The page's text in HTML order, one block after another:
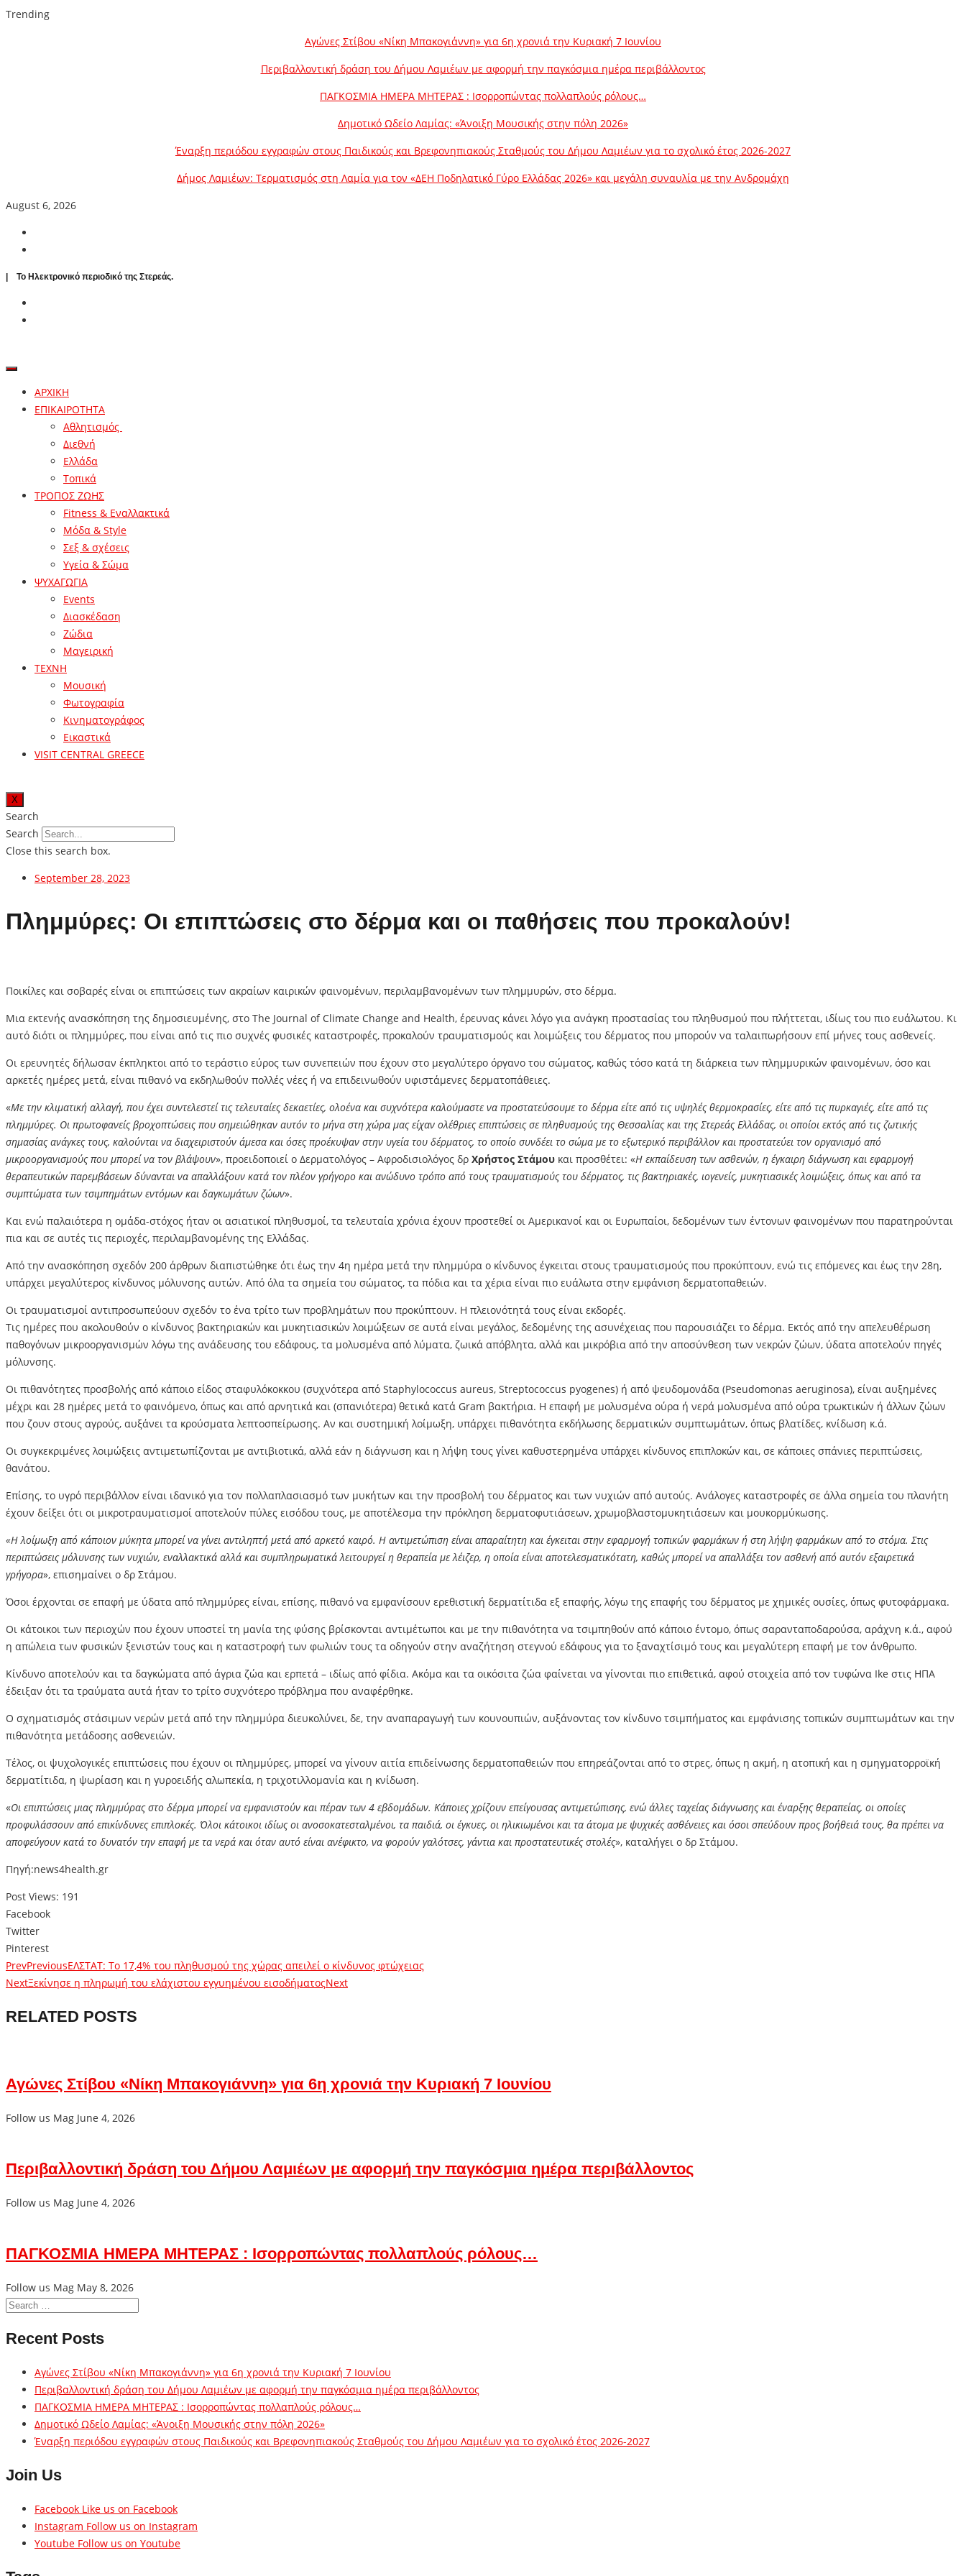
Trending
Αγώνες Στίβου «Νίκη Μπακογιάννη» για 6η χρονιά την Κυριακή 7 Ιουνίου
Περιβαλλοντική δράση του Δήμου Λαμιέων με αφορμή την παγκόσμια ημέρα περιβάλλοντος
ΠΑΓΚΟΣΜΙΑ ΗΜΕΡΑ ΜΗΤΕΡΑΣ : Ισορροπώντας πολλαπλούς ρόλους…
Δημοτικό Ωδείο Λαμίας: «Άνοιξη Μουσικής στην πόλη 2026»
Έναρξη περιόδου εγγραφών στους Παιδικούς και Βρεφονηπιακούς Σταθμούς του Δήμου Λαμιέων για το σχολικό έτος 2026-2027
Δήμος Λαμιέων: Τερματισμός στη Λαμία για τον «ΔΕΗ Ποδηλατικό Γύρο Ελλάδας 2026» και μεγάλη συναυλία με την Ανδρομάχη
August 6, 2026
| To Ηλεκτρονικό περιοδικό της Στερεάς.
ΑΡΧΙΚΗ
ΕΠΙΚΑΙΡΟΤΗΤΑ
Αθλητισμός
Διεθνή
Ελλάδα
Τοπικά
ΤΡΟΠΟΣ ΖΩΗΣ
Fitness & Εναλλακτικά
Μόδα & Style
Σεξ & σχέσεις
Υγεία & Σώμα
ΨΥΧΑΓΩΓΙΑ
Events
Διασκέδαση
Ζώδια
Μαγειρική
ΤΕΧΝΗ
Μουσική
Φωτογραφία
Κινηματογράφος
Εικαστικά
VISIT CENTRAL GREECE
X
Search
Search
Close this search box.
September 28, 2023
Πλημμύρες: Οι επιπτώσεις στο δέρμα και οι παθήσεις που προκαλούν!
Ποικίλες και σοβαρές είναι οι επιπτώσεις των ακραίων καιρικών φαινομένων, περιλαμβανομένων των πλημμυρών, στο δέρμα.
Μια εκτενής ανασκόπηση της δημοσιευμένης, στο The Journal of Climate Change and Health, έρευνας κάνει λόγο για ανάγκη προστασίας του πληθυσμού που πλήττεται, ιδίως του πιο ευάλωτου. Κι
αυτό διότι οι πλημμύρες, που είναι από τις πιο συχνές φυσικές καταστροφές, προκαλούν τραυματισμούς και λοιμώξεις του δέρματος που μπορούν να ταλαιπωρήσουν επί μήνες τους ασθενείς.
Οι ερευνητές δήλωσαν έκπληκτοι από το τεράστιο εύρος των συνεπειών που έχουν στο μεγαλύτερο όργανο του σώματος, καθώς τόσο κατά τη διάρκεια των πλημμυρικών φαινομένων, όσο και
αρκετές ημέρες μετά, είναι πιθανό να εκδηλωθούν πολλές νέες ή να επιδεινωθούν υφιστάμενες δερματοπάθειες.
«Με την κλιματική αλλαγή, που έχει συντελεστεί τις τελευταίες δεκαετίες, ολοένα και συχνότερα καλούμαστε να προστατεύσουμε το δέρμα είτε από τις υψηλές θερμοκρασίες, είτε από τις πυρκαγιές, είτε από τις
πλημμύρες. Οι πρωτοφανείς βροχοπτώσεις που σημειώθηκαν αυτόν το μήνα στη χώρα μας είχαν ολέθριες επιπτώσεις σε πληθυσμούς της Θεσσαλίας και της Στερεάς Ελλάδας, οι οποίοι εκτός από τις ζωτικής
σημασίας ανάγκες τους, καλούνται να διαχειριστούν άμεσα και όσες προέκυψαν στην υγεία του δέρματος, το οποίο συνδέει το σώμα με το εξωτερικό περιβάλλον και προστατεύει τον οργανισμό από
μικροοργανισμούς που μπορεί να τον βλάψουν», προειδοποιεί ο Δερματολόγος – Αφροδισιολόγος δρ Χρήστος Στάμου και προσθέτει: «Η εκπαίδευση των ασθενών, η έγκαιρη διάγνωση και εφαρμογή
θεραπευτικών παρεμβάσεων δύνανται να απαλλάξουν κατά τον πλέον γρήγορο και ανώδυνο τρόπο από τους τραυματισμούς του δέρματος, τις βακτηριακές, ιογενείς, μυκητιασικές λοιμώξεις, όπως και από τα
συμπτώματα των τσιμπημάτων εντόμων και δαγκωμάτων ζώων».
Και ενώ παλαιότερα η ομάδα-στόχος ήταν οι ασιατικοί πληθυσμοί, τα τελευταία χρόνια έχουν προστεθεί οι Αμερικανοί και οι Ευρωπαίοι, δεδομένων των έντονων φαινομένων που παρατηρούνται
πια και σε αυτές τις περιοχές, περιλαμβανομένης της Ελλάδας.
Από την ανασκόπηση σχεδόν 200 άρθρων διαπιστώθηκε ότι έως την 4η ημέρα μετά την πλημμύρα ο κίνδυνος έγκειται στους τραυματισμούς που προκύπτουν, ενώ τις επόμενες και έως την 28η,
υπάρχει μεγαλύτερος κίνδυνος μόλυνσης αυτών. Από όλα τα σημεία του σώματος, τα πόδια και τα χέρια είναι πιο ευάλωτα στην εμφάνιση δερματοπαθειών.
Οι τραυματισμοί αντιπροσωπεύουν σχεδόν το ένα τρίτο των προβλημάτων που προκύπτουν. Η πλειονότητά τους είναι εκδορές.
Τις ημέρες που ακολουθούν ο κίνδυνος βακτηριακών και μυκητιασικών λοιμώξεων σε αυτά είναι μεγάλος, δεδομένης της ασυνέχειας που παρουσιάζει το δέρμα. Εκτός από την απελευθέρωση
παθογόνων μικροοργανισμών λόγω της ανάδευσης του εδάφους, τα μολυσμένα από λύματα, ζωικά απόβλητα, αλλά και μικρόβια από την αποσύνθεση των νεκρών ζώων, ύδατα αποτελούν πηγές
μόλυνσης.
Οι πιθανότητες προσβολής από κάποιο είδος σταφυλόκοκκου (συχνότερα από Staphylococcus aureus, Streptococcus pyogenes) ή από ψευδομονάδα (Pseudomonas aeruginosa), είναι αυξημένες
μέχρι και 28 ημέρες μετά το φαινόμενο, όπως και από αρνητικά και (σπανιότερα) θετικά κατά Gram βακτήρια. Η επαφή με μολυσμένα ούρα ή νερά μολυσμένα από ούρα τρωκτικών ή άλλων ζώων
που ζουν στους αγρούς, αυξάνει τα κρούσματα λεπτοσπείρωσης. Αν και συστημική λοίμωξη, υπάρχει πιθανότητα εκδήλωσης δερματικών συμπτωμάτων, όπως βλατίδες, κνίδωση κ.ά.
Οι συγκεκριμένες λοιμώξεις αντιμετωπίζονται με αντιβιοτικά, αλλά εάν η διάγνωση και η λήψη τους γίνει καθυστερημένα υπάρχει κίνδυνος επιπλοκών και, σε κάποιες σπάνιες περιπτώσεις,
θανάτου.
Επίσης, το υγρό περιβάλλον είναι ιδανικό για τον πολλαπλασιασμό των μυκήτων και την προσβολή του δέρματος και των νυχιών από αυτούς. Ανάλογες καταστροφές σε άλλα σημεία του πλανήτη
έχουν δείξει ότι οι μικροτραυματισμοί αποτελούν πύλες εισόδου τους, με αποτέλεσμα την πρόκληση δερματοφυτιάσεων, χρωμοβλαστομυκητιάσεων και μουκορμύκωσης.
«Η λοίμωξη από κάποιον μύκητα μπορεί να γίνει αντιληπτή μετά από αρκετό καιρό. Η αντιμετώπιση είναι απαραίτητη και έγκειται στην εφαρμογή τοπικών φαρμάκων ή στη λήψη φαρμάκων από το στόμα. Στις
περιπτώσεις μόλυνσης των νυχιών, εναλλακτικά αλλά και συμπληρωματικά λειτουργεί η θεραπεία με λέιζερ, η οποία είναι αποτελεσματικότατη, καθώς μπορεί να απαλλάξει τον ασθενή από αυτόν εξαιρετικά
γρήγορα», επισημαίνει ο δρ Στάμου.
Όσοι έρχονται σε επαφή με ύδατα από πλημμύρες είναι, επίσης, πιθανό να εμφανίσουν ερεθιστική δερματίτιδα εξ επαφής, λόγω της επαφής του δέρματος με χημικές ουσίες, όπως φυτοφάρμακα.
Οι κάτοικοι των περιοχών που έχουν υποστεί τη μανία της φύσης βρίσκονται αντιμέτωποι και με την πιθανότητα να τσιμπηθούν από κάποιο έντομο, όπως σαρανταποδαρούσα, αράχνη κ.ά., αφού
η απώλεια των φυσικών ξενιστών τους και η καταστροφή των φωλιών τους τα οδηγούν στην αναζήτηση στεγνού εδάφους για το ξαναχτίσιμό τους και μεγαλύτερη επαφή με τον άνθρωπο.
Κίνδυνο αποτελούν και τα δαγκώματα από άγρια ζώα και ερπετά – ιδίως από φίδια. Ακόμα και τα οικόσιτα ζώα φαίνεται να γίνονται πιο επιθετικά, αφού στοιχεία από τον τυφώνα Ike στις ΗΠΑ
έδειξαν ότι τα τραύματα αυτά ήταν το τρίτο συχνότερο πρόβλημα που αναφέρθηκε.
Ο σχηματισμός στάσιμων νερών μετά από την πλημμύρα διευκολύνει, δε, την αναπαραγωγή των κουνουπιών, αυξάνοντας τον κίνδυνο τσιμπήματος και εμφάνισης τοπικών συμπτωμάτων και την
πιθανότητα μετάδοσης ασθενειών.
Τέλος, οι ψυχολογικές επιπτώσεις που έχουν οι πλημμύρες, μπορεί να γίνουν αιτία επιδείνωσης δερματοπαθειών που επηρεάζονται από το στρες, όπως η ακμή, η ατοπική και η σμηγματορροϊκή
δερματίτιδα, η ψωρίαση και η γυροειδής αλωπεκία, η τριχοτιλλομανία και η κνίδωση.
«Οι επιπτώσεις μιας πλημμύρας στο δέρμα μπορεί να εμφανιστούν και πέραν των 4 εβδομάδων. Κάποιες χρίζουν επείγουσας αντιμετώπισης, ενώ άλλες ταχείας διάγνωσης και έναρξης θεραπείας, οι οποίες
προφυλάσσουν από επικίνδυνες επιπλοκές. Όλοι κάτοικοι ιδίως οι ανοσοκατεσταλμένοι, τα παιδιά, οι έγκυες, οι ηλικιωμένοι και τα άτομα με ψυχικές ασθένειες και όσοι σπεύδουν προς βοήθειά τους, θα πρέπει να
αποφεύγουν κατά το δυνατόν την επαφή με τα νερά και όταν αυτό είναι ανέφικτο, να φορούν γαλότσες, γάντια και προστατευτικές στολές», καταλήγει ο δρ Στάμου.
Πηγή:news4health.gr
Post Views: 191
Facebook
Twitter
Pinterest
PrevPreviousΕΛΣΤΑΤ: Το 17,4% του πληθυσμού της χώρας απειλεί ο κίνδυνος φτώχειας
NextΞεκίνησε η πληρωμή του ελάχιστου εγγυημένου εισοδήματοςNext
RELATED POSTS
Αγώνες Στίβου «Νίκη Μπακογιάννη» για 6η χρονιά την Κυριακή 7 Ιουνίου
Follow us Mag June 4, 2026
Περιβαλλοντική δράση του Δήμου Λαμιέων με αφορμή την παγκόσμια ημέρα περιβάλλοντος
Follow us Mag June 4, 2026
ΠΑΓΚΟΣΜΙΑ ΗΜΕΡΑ ΜΗΤΕΡΑΣ : Ισορροπώντας πολλαπλούς ρόλους…
Follow us Mag May 8, 2026
Recent Posts
Αγώνες Στίβου «Νίκη Μπακογιάννη» για 6η χρονιά την Κυριακή 7 Ιουνίου
Περιβαλλοντική δράση του Δήμου Λαμιέων με αφορμή την παγκόσμια ημέρα περιβάλλοντος
ΠΑΓΚΟΣΜΙΑ ΗΜΕΡΑ ΜΗΤΕΡΑΣ : Ισορροπώντας πολλαπλούς ρόλους…
Δημοτικό Ωδείο Λαμίας: «Άνοιξη Μουσικής στην πόλη 2026»
Έναρξη περιόδου εγγραφών στους Παιδικούς και Βρεφονηπιακούς Σταθμούς του Δήμου Λαμιέων για το σχολικό έτος 2026-2027
Join Us
Facebook Like us on Facebook
Instagram Follow us on Instagram
Youtube Follow us on Youtube